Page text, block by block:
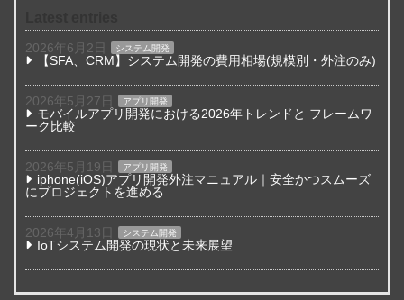
2026年6月2日 システム開発
【SFA、CRM】システム開発の費用相場(規模別・外注のみ)
2026年5月27日 アプリ開発
モバイルアプリ開発における2026年トレンドと フレームワ
ーク比較
2026年5月19日 アプリ開発
iphone(iOS)アプリ開発外注マニュアル｜安全かつスムーズ
にプロジェクトを進める
2026年4月13日 システム開発
IoTシステム開発の現状と未来展望